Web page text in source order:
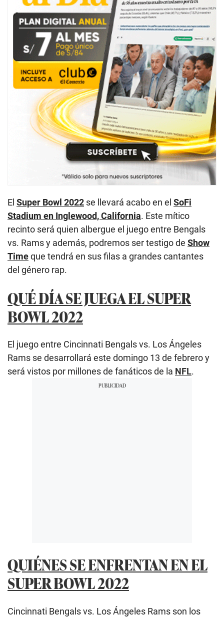
El Super Bowl 2022 se llevará acabo en el SoFi
Stadium en Inglewood, California. Este mítico
recinto será quien albergue el juego entre Bengals
vs. Rams y además, podremos ser testigo de Show
Timeque tendrá en sus filas a grandes cantantes
del género rap.
QUÉ DÍA SE JUEGA EL SUPER
BOWL 2022
El juego entre Cincinnati Bengals vs. Los Ángeles
Rams se desarrollará este domingo 13 de febrero y
será vistos por millones de fanáticos de la NFL.
QUIÉNES SE ENFRENTAN EN EL
SUPER BOWL 2022
Cincinnati Bengals vs. Los Ángeles Rams son los